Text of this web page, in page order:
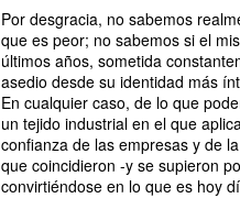
Por desgracia, no sabemos
que es peor; no sabemos si el
últimos años, sometida
asedio desde su identidad más
En cualquier caso, de lo que
un tejido industrial en el que
confianza de las empresas y de
que coincidieron -y se supieron
convirtiéndose en lo que es hoy